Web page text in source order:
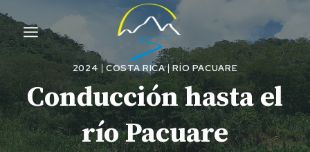
Ir
al
contenido
2024 |COSTA RICA|RÍO PACUARE
Conducción hasta el
río Pacuare